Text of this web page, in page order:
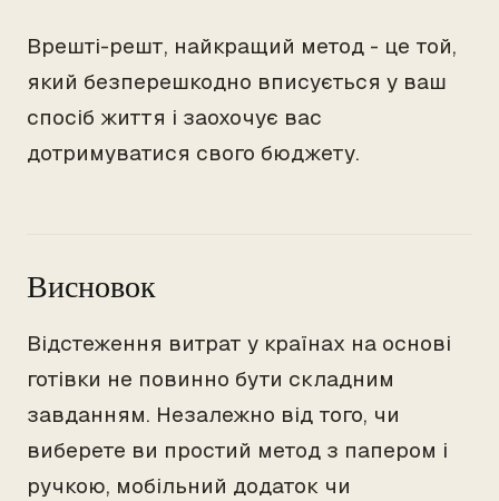
Врешті-решт, найкращий метод - це той,
який безперешкодно вписується у ваш
спосіб життя і заохочує вас
дотримуватися свого бюджету.
Висновок
Відстеження витрат у країнах на основі
готівки не повинно бути складним
завданням. Незалежно від того, чи
виберете ви простий метод з папером і
ручкою, мобільний додаток чи